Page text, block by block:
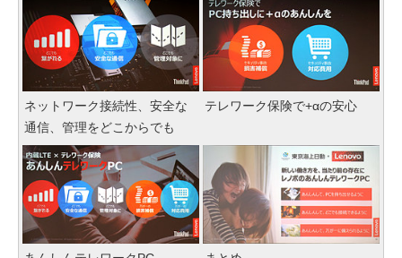
ネットワーク接続性、安全な
通信、管理をどこからでも
テレワーク保険で+αの安心